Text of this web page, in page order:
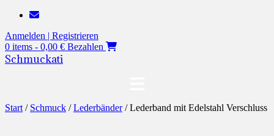
Zum
springen
Anmelden | Registrieren
0 items - 0,00 € Bezahlen
Schmuckati
Start / Schmuck /Lederbänder/ Lederband mit Edelstahl Verschluss